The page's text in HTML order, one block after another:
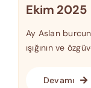
Ekim 2025
Ay Aslan
ışığının ve
Devamı